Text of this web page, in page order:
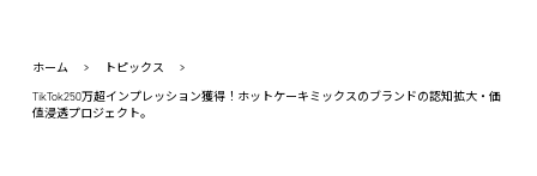
ホーム > トピックス
>
TikTok250万超インプレッション獲得！ホットケーキミックスのブランドの認知拡大・価
値浸透プロジェクト。